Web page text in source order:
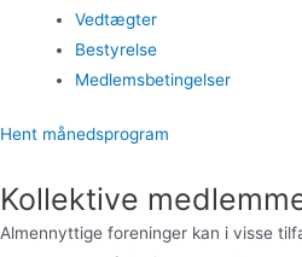
Vedtægter
Bestyrelse
Medlemsbetingelser
Hent månedsprogram
Kollektive
Almennyttige foreninger kan i visse